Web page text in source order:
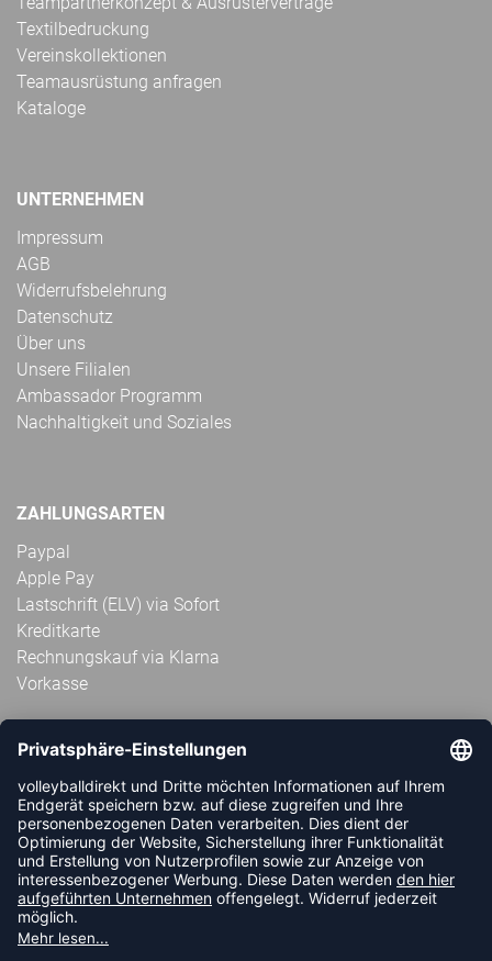
Textilbedruckung
Vereinskollektionen
Teamausrüstung anfragen
Kataloge
UNTERNEHMEN
Impressum
AGB
Widerrufsbelehrung
Datenschutz
Über uns
Unsere Filialen
Ambassador Programm
Nachhaltigkeit und Soziales
ZAHLUNGSARTEN
Paypal
Apple Pay
Lastschrift (ELV) via Sofort
Kreditkarte
Rechnungskauf via Klarna
Vorkasse
ABONNIERE JETZT DEN KOSTENLOSEN
VOLLEYBALLDIREKT-NEWSLETTER UND VERPASSE KEINE
NEUIGKEIT ODER AKTION MEHR.
JETZT ANMELDEN